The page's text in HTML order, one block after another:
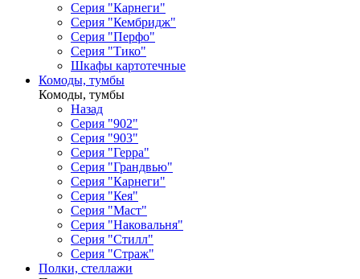
Серия "Карнеги"
Серия "Кембридж"
Серия "Перфо"
Серия "Тико"
Шкафы картотечные
Комоды, тумбы
Комоды, тумбы
Назад
Серия "902"
Серия "903"
Серия "Герра"
Серия "Грандвью"
Серия "Карнеги"
Серия "Кея"
Серия "Маст"
Серия "Наковальня"
Серия "Стилл"
Серия "Страж"
Полки, стеллажи